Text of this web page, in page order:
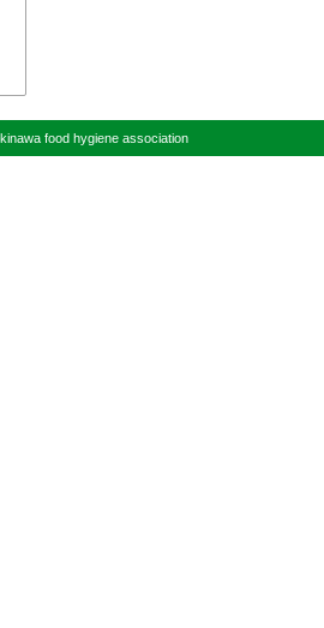
food hygiene association